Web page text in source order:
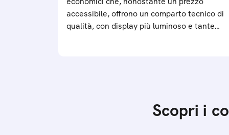
accessibile, offrono un comparto tecnico di
qualità, con display più luminoso e tante
Scopri i